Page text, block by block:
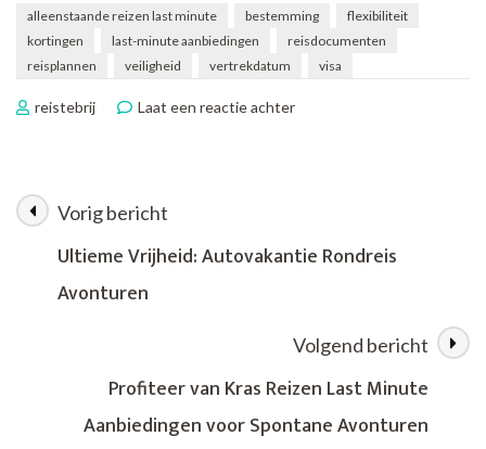
alleenstaande reizen last minute bestemming
flexibiliteit
kortingen
last-minute aanbiedingen
reisdocumenten
reisplannen
veiligheid vertrekdatum visa
reistebrij Laat een reactie achterop
Wacht
Berichtnavigatie
Vorig bericht
Ultieme Vrijheid: Autovakantie Rondreis
Avonturen
Volgend bericht
Profiteer van Kras Reizen Last Minute
Aanbiedingen voor Spontane Avonturen